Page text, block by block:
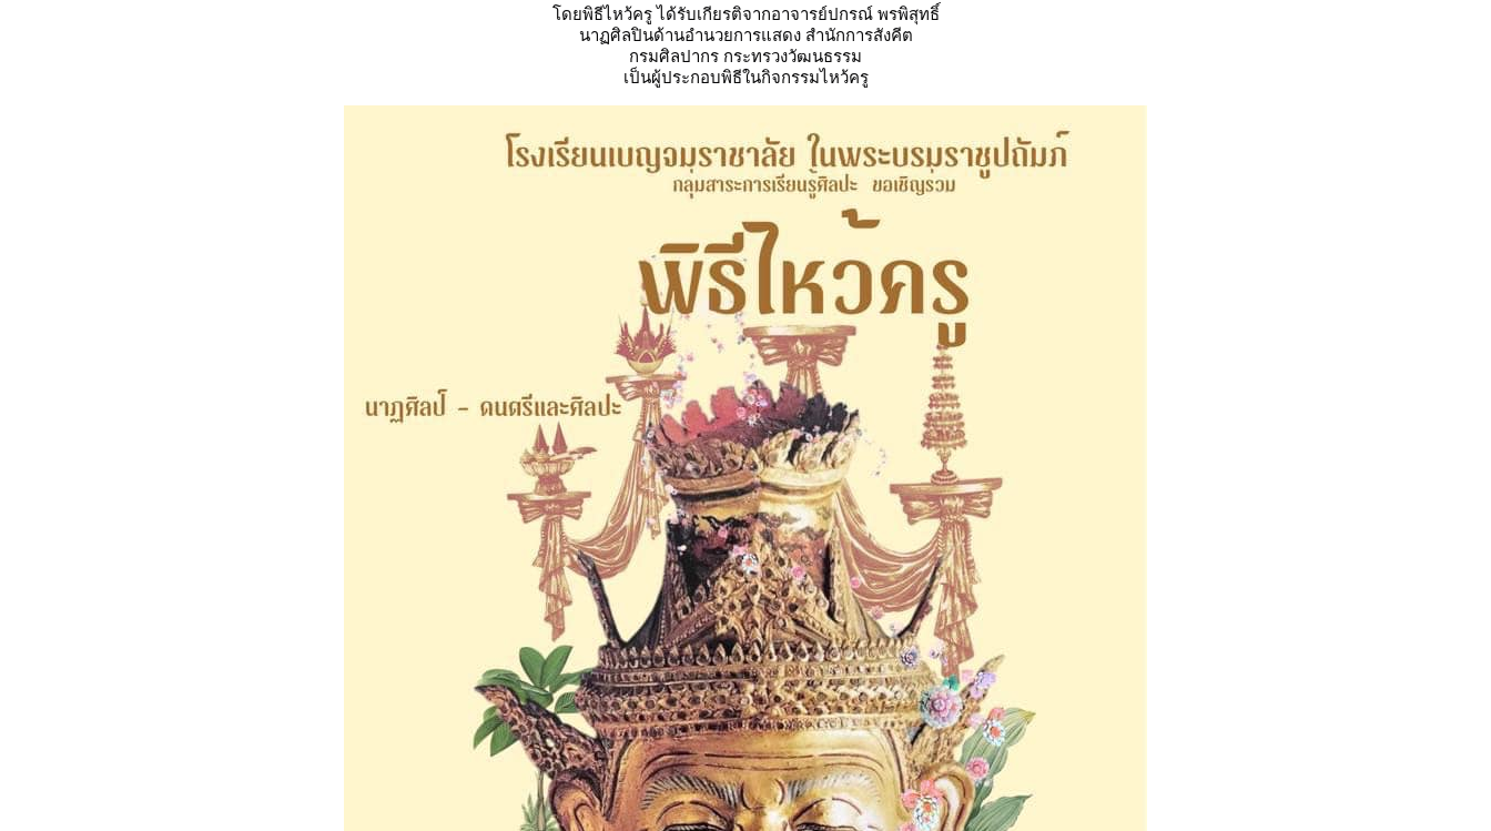
โดยพิธีไหว้ครู ได้รับเกียรติจากอาจารย์ปกรณ์ พรพิสุทธิ์
นาฏศิลปินด้านอำนวยการแสดง สำนักการสังคีต
กรมศิลปากร กระทรวงวัฒนธรรม
เป็นผู้ประกอบพิธีในกิจกรรมไหว้ครู